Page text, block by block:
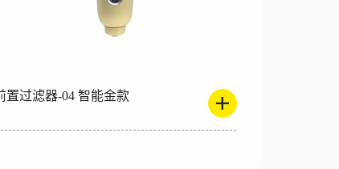
置过滤器-04 智能金款